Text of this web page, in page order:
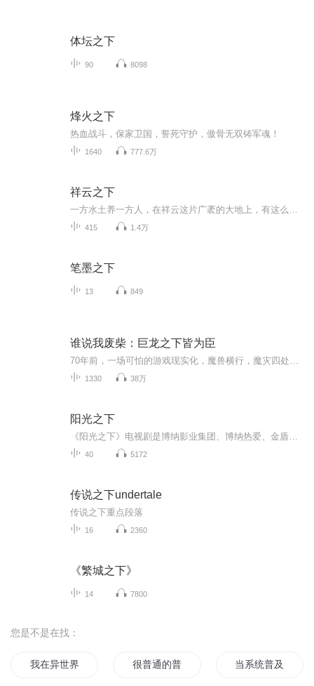
体坛之下
90 8098
烽火之下
热血战斗，保家卫国，誓死守护，傲骨无双铸军魂！
1640 777.6万
祥云之下
415 1.4万
笔墨之下
13 849
谁说我废柴：巨龙之下皆为臣
1330 38万
阳光之下
40 5172
传说之下undertale
传说之下重点段落
16 2360
《繁城之下》
14 7800
您是不是在找：
我在异世界普及科学 很普通的普通人 当系统普及到每